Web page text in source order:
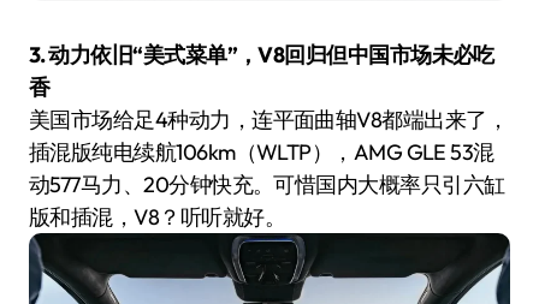
3. 动力依旧“美式菜单”，V8回归但中国市场未必吃
香
美国市场给足4种动力，连平面曲轴V8都端出来了，
插混版纯电续航106km（WLTP），AMG GLE 53混
动577马力、20分钟快充。可惜国内大概率只引六缸
版和插混，V8？听听就好。